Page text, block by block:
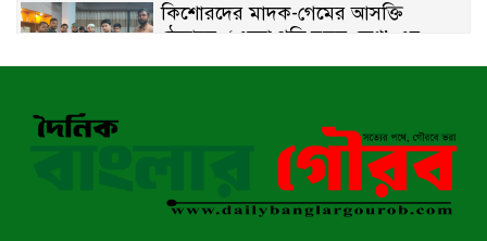
কিশোরদের মাদক-গেমের আসক্তি
ঠেকাতে, ‘এসো গড়ি নতুন দেশ’-এর
ফুটবল বিতরণ
নন্দীগ্রামে সরকারি খাস জমির রাস্তা দখল,
চলাচলে চরম দুর্ভোগ; ইউএনওর হস্তক্ষেপ